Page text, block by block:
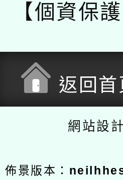
【個資保
返回首
網站設
佈景版本：